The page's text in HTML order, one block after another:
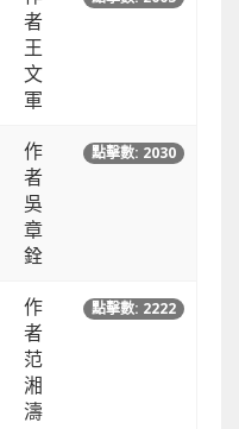
者
王
文
軍
作
者
吳
章
銓
點擊數: 2030
作
者
范
湘
濤
點擊數: 2222